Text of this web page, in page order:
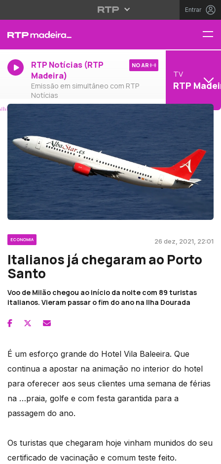
Entrar
RTP Notícias (RTP
Madeira)
Emissão em simultâneo com RTP
Notícias
NO AR
TV
RTP
ECONOMIA 26 dez, 2021, 22:01
Italianos já chegaram ao Porto
Santo
Voo de Milão chegou ao início da noite com 89 turistas
italianos. Vieram passar o fim do ano na Ilha Dourada
É um esforço grande do Hotel Vila Baleeira. Que
continua a apostar na animação no interior do hotel
para oferecer aos seus clientes uma semana de férias
na …praia, golfe e com festa garantida para a
passagem do ano.
Os turistas que chegaram hoje vinham munidos do seu
certificado de vacinação e comum teste feito.